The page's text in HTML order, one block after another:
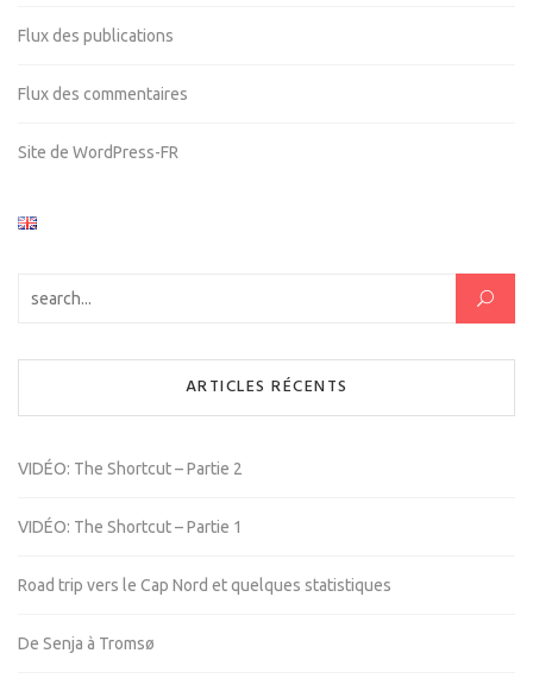
Flux des publications
Flux des commentaires
Site de WordPress-FR
ARTICLES RÉCENTS
VIDÉO: The Shortcut – Partie 2
VIDÉO: The Shortcut – Partie 1
Road trip vers le Cap Nord et quelques statistiques
De Senja à Tromsø